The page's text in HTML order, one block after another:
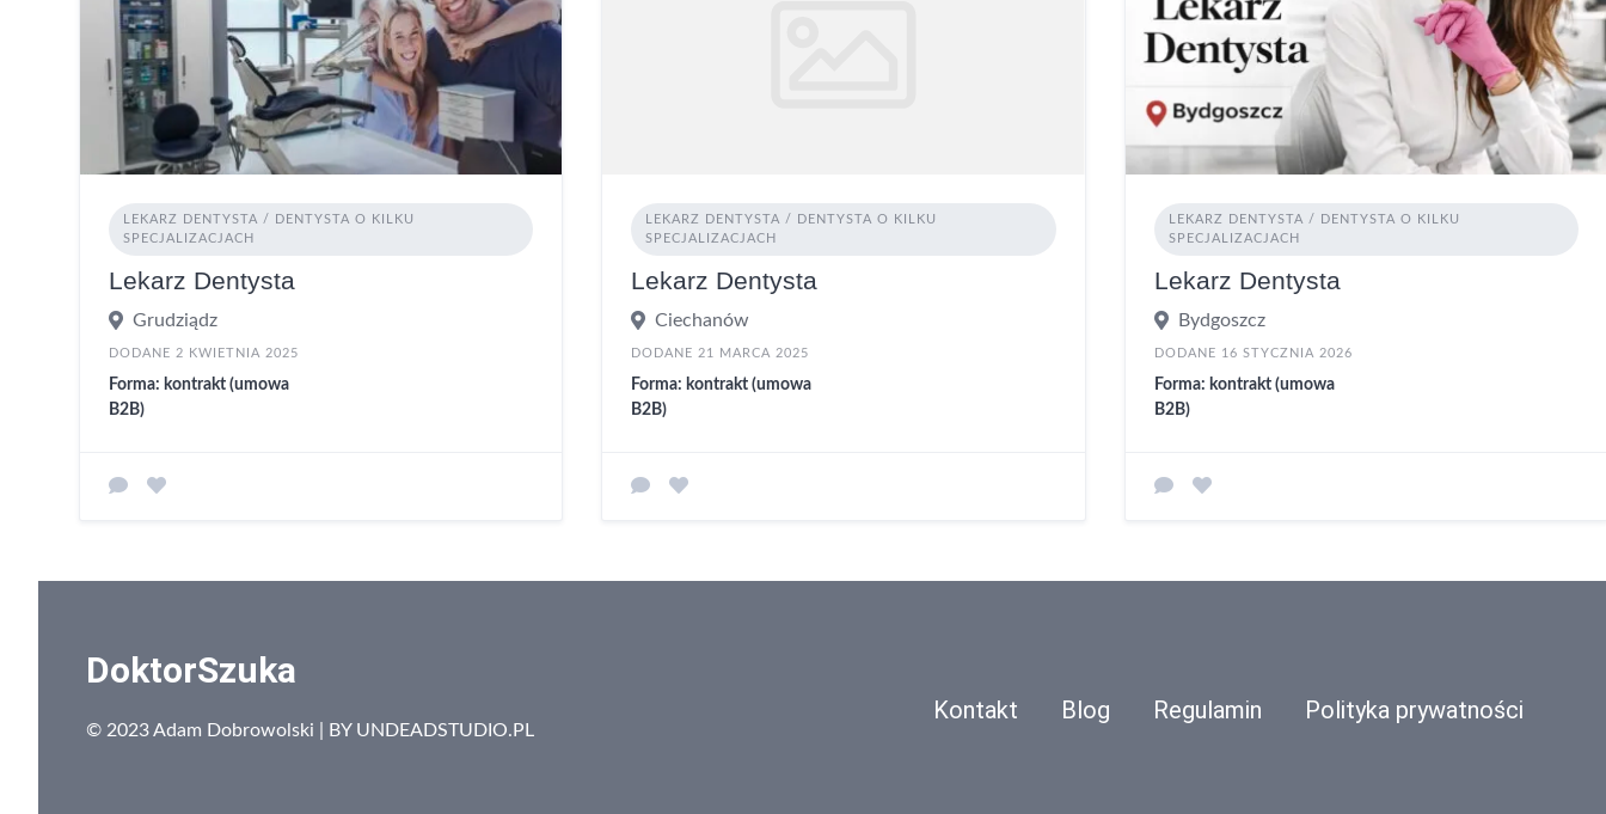
LEKARZ DENTYSTA / DENTYSTA O KILKU
SPECJALIZACJACH
Lekarz Dentysta
Grudziądz
DODANE 2 KWIETNIA 2025
Forma: kontrakt (umowa
B2B)
LEKARZ DENTYSTA / DENTYSTA O KILKU
SPECJALIZACJACH
Lekarz Dentysta
Ciechanów
DODANE 21 MARCA 2025
Forma: kontrakt (umowa
B2B)
LEKARZ DENTYSTA / DENTYSTA O KILKU
SPECJALIZACJACH
Lekarz Dentysta
Bydgoszcz
DODANE 16 STYCZNIA 2026
Forma: kontrakt (umowa
B2B)
DoktorSzuka
© 2023 Adam Dobrowolski | BY UNDEADSTUDIO.PL
Kontakt Blog Regulamin Polityka prywatności